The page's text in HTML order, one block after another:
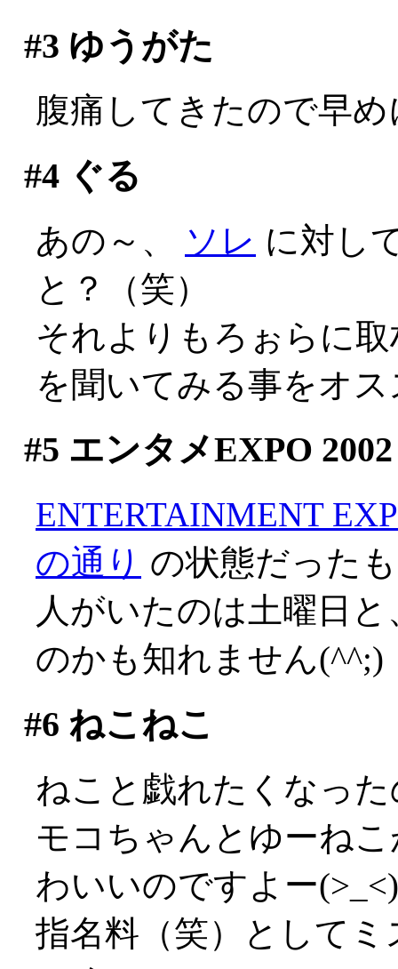
#3 ゆうがた
腹痛してきたので早
#4ぐる
あの～、 ソレ に対し
と？（笑）
それよりもろぉらに
を聞いてみる事をオ
#5 エンタメEXPO 2002
ENTERTAINMENT
の通り の状態だった
人がいたのは土曜日
のかも知れません(^^;)
#6 ねこねこ
ねこと戯れたくなっ
モコちゃんとゆーね
わいいのですよー(>_<)
指名料（笑）として